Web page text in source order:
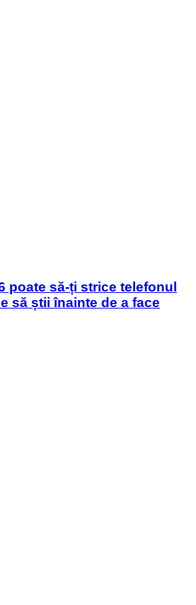
poate să-ți strice telefonul
să știi înainte de a face